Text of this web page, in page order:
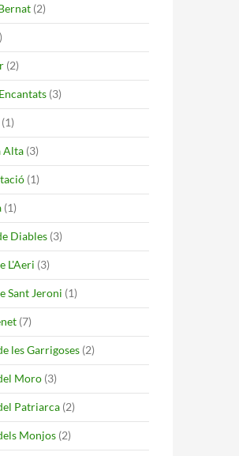
(2)
(2)
(3)
(1)
Alta (3)
(1)
(1)
Diables (3)
L'Aeri (3)
Sant Jeroni (1)
(7)
les Garrigoses (2)
Moro (3)
Patriarca (2)
Monjos (2)